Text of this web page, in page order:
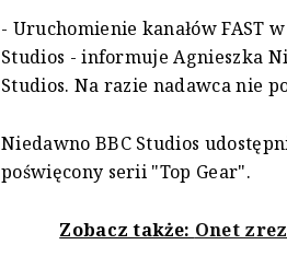
- Uruchomienie kanałów FAST
Studios - informuje Agnieszka
Studios. Na razie nadawca nie
Niedawno BBC Studios
poświęcony serii "Top Gear".
Zobacz także: Onet